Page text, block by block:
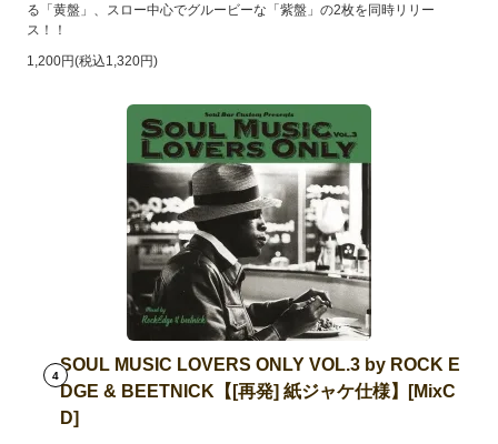
る「黄盤」、スロー中心でグルービーな「紫盤」の2枚を同時リリー
ス！！
1,200円(税込1,320円)
4
SOUL MUSIC LOVERS ONLY VOL.3 by ROCK E
DGE & BEETNICK【[再発] 紙ジャケ仕様】[MixC
D]